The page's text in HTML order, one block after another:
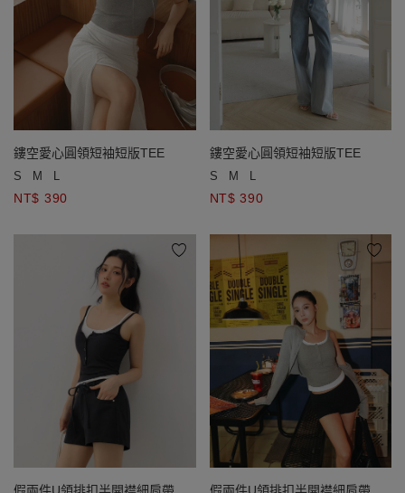
鏤空愛心圓領短袖短版TEE
S M L
NT$ 390
鏤空愛心圓領短袖短版TEE
S M L
NT$ 390
假兩件U領排扣半開襟細肩帶
假兩件U領排扣半開襟細肩帶